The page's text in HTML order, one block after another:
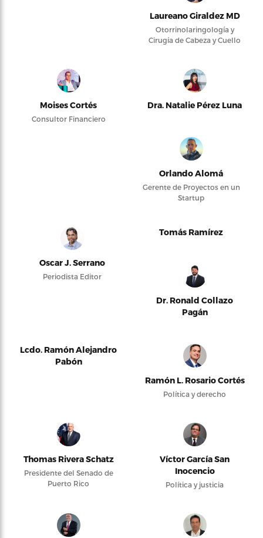
Laureano Giraldez MD
Otorrinolaringología y
Cirugía de Cabeza y Cuello
Moises Cortés
Consultor Financiero
Dra. Natalie Pérez Luna
Orlando Alomá
Gerente de Proyectos en un
Startup
Oscar J. Serrano
Periodista Editor
Tomás Ramírez
Dr. Ronald Collazo
Pagán
Lcdo. Ramón Alejandro
Pabón
Ramón L. Rosario Cortés
Política y derecho
Thomas Rivera Schatz
Presidente del Senado de
Puerto Rico
Víctor García San
Inocencio
Política y justicia